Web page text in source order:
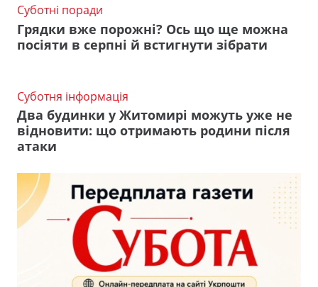
Суботні поради
Грядки вже порожні? Ось що ще можна
посіяти в серпні й встигнути зібрати
Суботня інформація
Два будинки у Житомирі можуть уже не
відновити: що отримають родини після
атаки